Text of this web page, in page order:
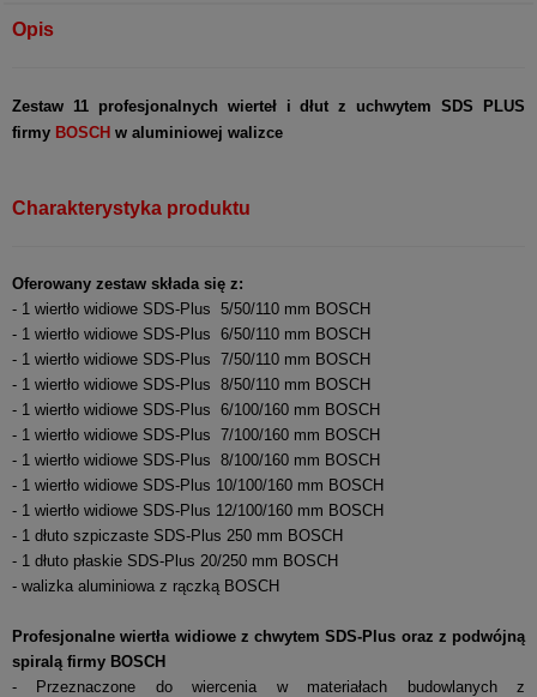
Opis
Zestaw 11 profesjonalnych wierteł i dłut z uchwytem SDS PLUS
firmy BOSCH w aluminiowej walizce
Charakterystyka produktu
Oferowany zestaw składa się z:
- 1 wiertło widiowe SDS-Plus 5/50/110 mm BOSCH
- 1 wiertło widiowe SDS-Plus 6/50/110 mm BOSCH
- 1 wiertło widiowe SDS-Plus 7/50/110 mm BOSCH
- 1 wiertło widiowe SDS-Plus 8/50/110 mm BOSCH
- 1 wiertło widiowe SDS-Plus 6/100/160 mm BOSCH
- 1 wiertło widiowe SDS-Plus 7/100/160 mm BOSCH
- 1 wiertło widiowe SDS-Plus 8/100/160 mm BOSCH
- 1 wiertło widiowe SDS-Plus 10/100/160 mm BOSCH
- 1 wiertło widiowe SDS-Plus 12/100/160 mm BOSCH
- 1 dłuto szpiczaste SDS-Plus 250 mm BOSCH
- 1 dłuto płaskie SDS-Plus 20/250 mm BOSCH
- walizka aluminiowa z rączką BOSCH
Profesjonalne wiertła widiowe z chwytem SDS-Plus oraz z podwójną
spiralą firmy BOSCH
- Przeznaczone do wiercenia w materiałach budowlanych z